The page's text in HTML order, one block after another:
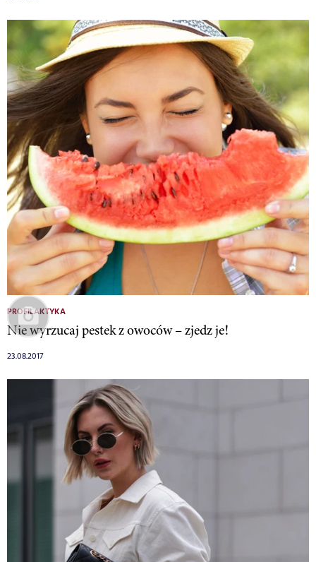
PROFILAKTYKA
Nie wyrzucaj pestek z owoców – zjedz je!
23.08.2017